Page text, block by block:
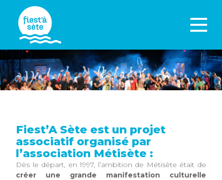
Fiest’A Sète est un projet
associatif organisé par
l’association Métisète :
Dès le départ, en 1997, l’ambition de Métisète était de
créer une grande manifestation culturelle